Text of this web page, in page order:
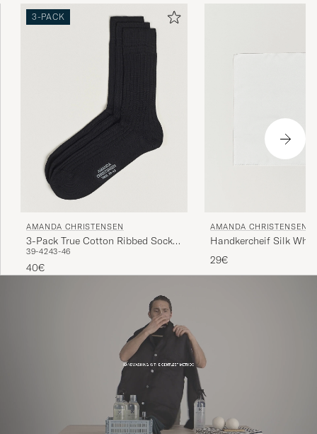
ympäristössä, missä käsityötaidot ovat säilyneet
sukupolvien ajan.
3-PACK
AMANDA CHRISTENSEN
3-Pack True Cotton Ribbed Socks
Black
39-4243-46
40€
AMANDA CHRISTENSEN
Handkercheif Silk
29€